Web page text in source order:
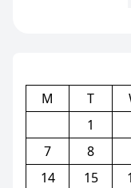
M
T
1
7
8
14
15